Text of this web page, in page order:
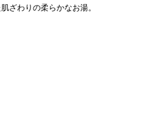
ざわりの柔らかなお湯。